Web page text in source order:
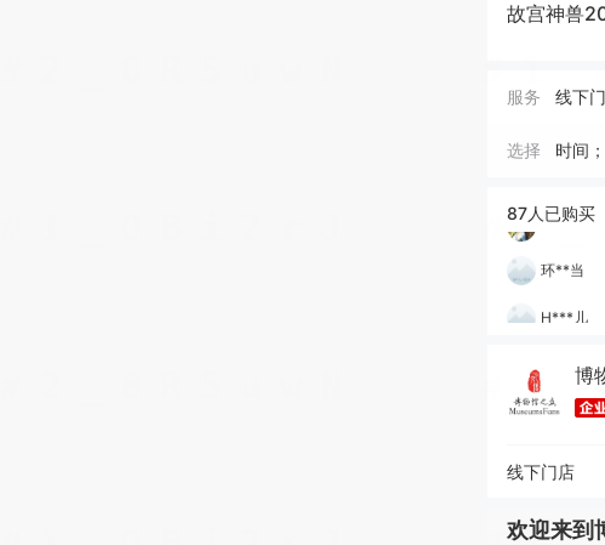
故宫神兽
服务 线下
选择 时间
87人已购买
Z***i
环**当
环**当
博
线下门店
欢迎来到